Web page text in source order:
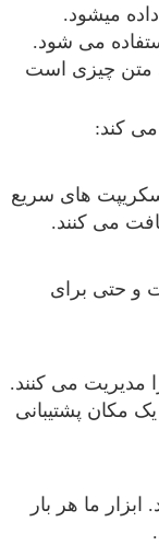
میشود.
می شود.
متن چیزی است
می کند:
های سریع
می کنند.
و حتی برای
مدیریت می کنند.
مکان پشتیبانی
ما هر بار